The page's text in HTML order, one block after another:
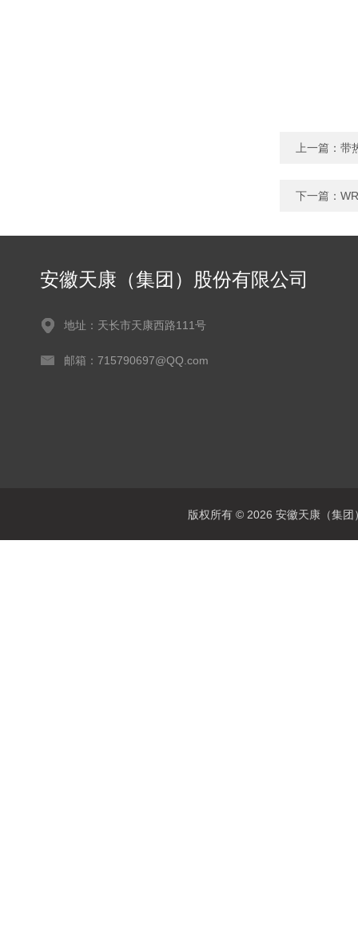
上一篇： 带
下一篇：
安徽天康（集团）股份有限公司
地址：天长市天康西路111号
邮箱：715790697@QQ.com
版权所有 © 2026 安徽天康（集